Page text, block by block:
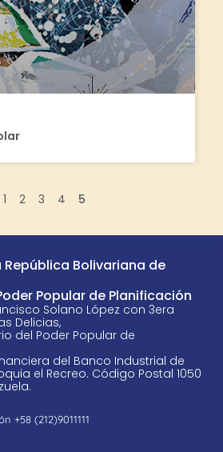
1 2 3 4 5
República Bolivariana de
Popular de Planificación
Solano López con 3era
Delicias,
del Poder Popular de
del Banco Industrial de
el Recreo. Código Postal 1050
+58 ​(212)9011111